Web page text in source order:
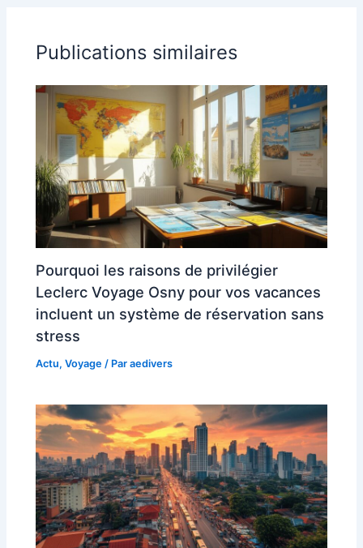
Publications similaires
Pourquoi les raisons de privilégier
Leclerc Voyage Osny pour vos vacances
incluent un système de réservation sans
stress
Actu,Voyage / Paraedivers